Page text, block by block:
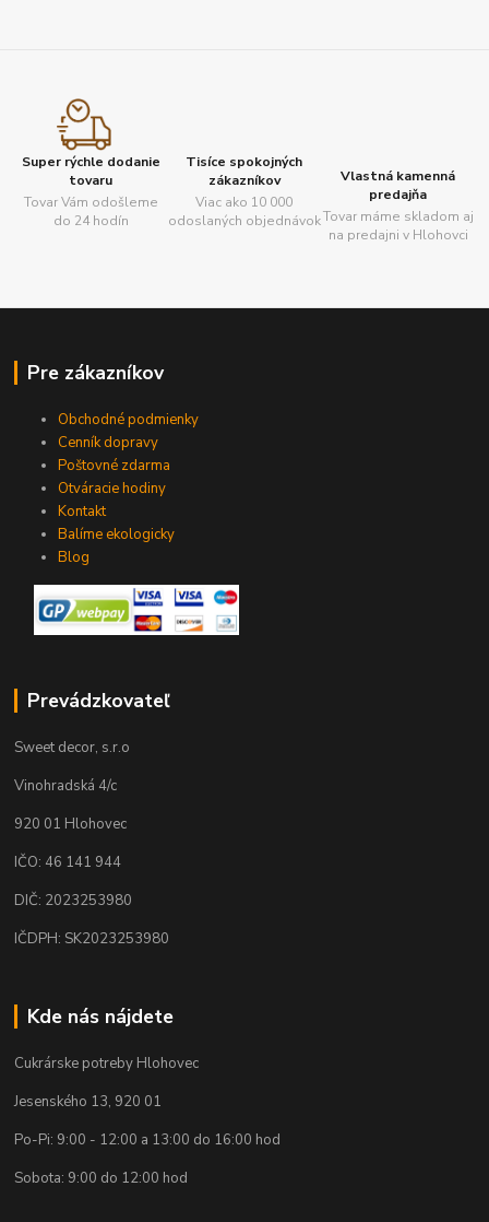
Super rýchle dodanie
tovaru
Tovar Vám odošleme
do 24 hodín
Tisíce spokojných
zákazníkov
Viac ako 10 000
odoslaných objednávok
Vlastná kamenná
predajňa
Tovar máme skladom aj
na predajni v Hlohovci
Pre zákazníkov
Obchodné podmienky
Cenník dopravy
Poštovné zdarma
Otváracie hodiny
Kontakt
Balíme ekologicky
Blog
Prevádzkovateľ
Sweet decor, s.r.o
Vinohradská 4/c
920 01 Hlohovec
IČO: 46 141 944
DIČ: 2023253980
IČDPH: SK2023253980
Kde nás nájdete
Cukrárske potreby Hlohovec
Jesenského 13, 920 01
Po-Pi: 9:00 - 12:00 a 13:00 do 16:00 hod
Sobota: 9:00 do 12:00 hod